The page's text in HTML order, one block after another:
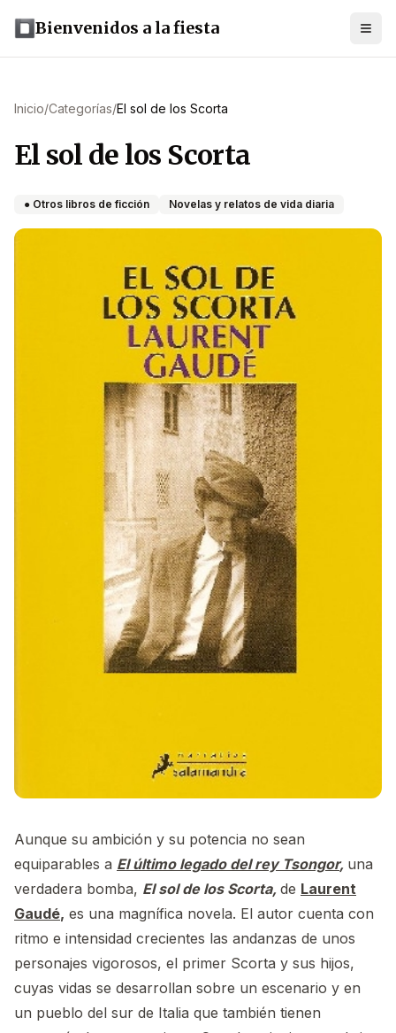
Bienvenidos a la fiesta
Inicio/Categorías/El sol de los Scorta
El sol de los Scorta
● Otros libros de ficción Novelas y relatos de vida diaria
Aunque su ambición y su potencia no sean
equiparables a El último legado del rey Tsongor, una
verdadera bomba, El sol de los Scorta, de Laurent
Gaudé, es una magnífica novela. El autor cuenta con
ritmo e intensidad crecientes las andanzas de unos
personajes vigorosos, el primer Scorta y sus hijos,
cuyas vidas se desarrollan sobre un escenario y en
un pueblo del sur de Italia que también tienen